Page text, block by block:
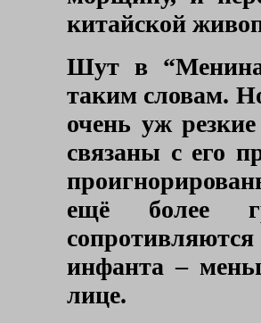
китайской
Шут в
таким словам.
очень уж
связаны с его
ещё более
инфанта –
лице.